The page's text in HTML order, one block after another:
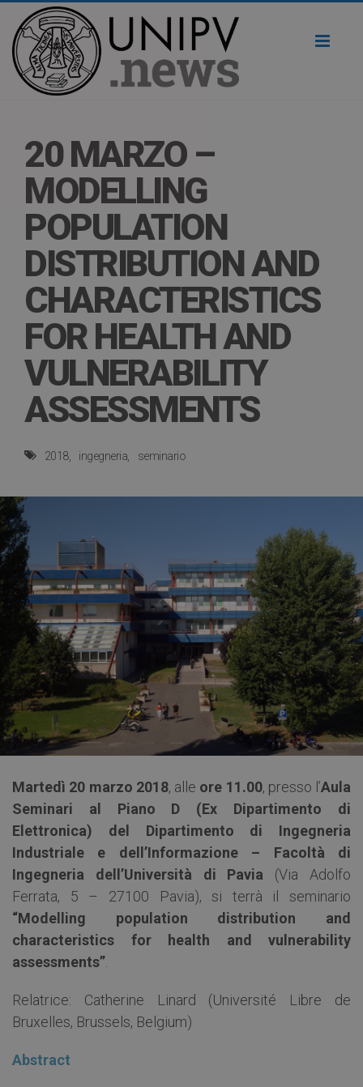
20 MARZO –
MODELLING
POPULATION
DISTRIBUTION AND
CHARACTERISTICS
FOR HEALTH AND
VULNERABILITY
ASSESSMENTS
2018 ingegneria seminario
Martedì 20 marzo 2018, alle ore 11.00, presso l’Aula
Seminari al Piano D (Ex Dipartimento di
Elettronica) del Dipartimento di Ingegneria
Industriale e dell’Informazione – Facoltà di
Ingegneria dell’Università di Pavia (Via Adolfo
Ferrata, 5 – 27100 Pavia), si terrà il seminario
“Modelling population distribution and
characteristics for health and vulnerability
assessments”
Relatrice: Catherine Linard (Université Libre de
Bruxelles, Brussels, Belgium)
Abstract